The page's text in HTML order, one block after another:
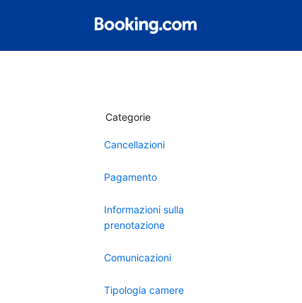
Categorie
Cancellazioni
Pagamento
Informazioni sulla
prenotazione
Comunicazioni
Tipologia camere